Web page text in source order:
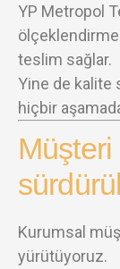
YP Metropol
teslim sağlar.
Yine de kalite
hiçbir
Kurumsal
yürütüyoruz.